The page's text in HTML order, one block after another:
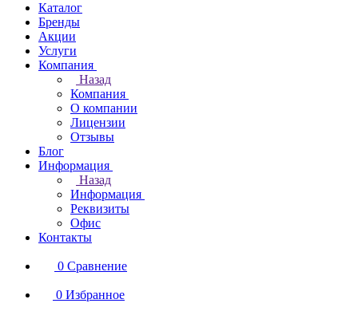
Каталог
Бренды
Акции
Услуги
Компания
Назад
Компания
О компании
Лицензии
Отзывы
Блог
Информация
Назад
Информация
Реквизиты
Офис
Контакты
0 Сравнение
0 Избранное